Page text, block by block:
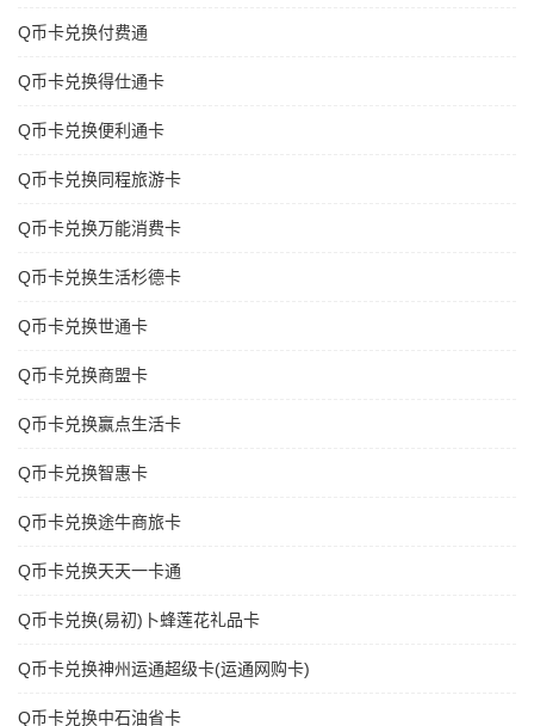
Q币卡兑换付费通
Q币卡兑换得仕通卡
Q币卡兑换便利通卡
Q币卡兑换同程旅游卡
Q币卡兑换万能消费卡
Q币卡兑换生活杉德卡
Q币卡兑换世通卡
Q币卡兑换商盟卡
Q币卡兑换赢点生活卡
Q币卡兑换智惠卡
Q币卡兑换途牛商旅卡
Q币卡兑换天天一卡通
Q币卡兑换(易初)卜蜂莲花礼品卡
Q币卡兑换神州运通超级卡(运通网购卡)
Q币卡兑换中石油省卡